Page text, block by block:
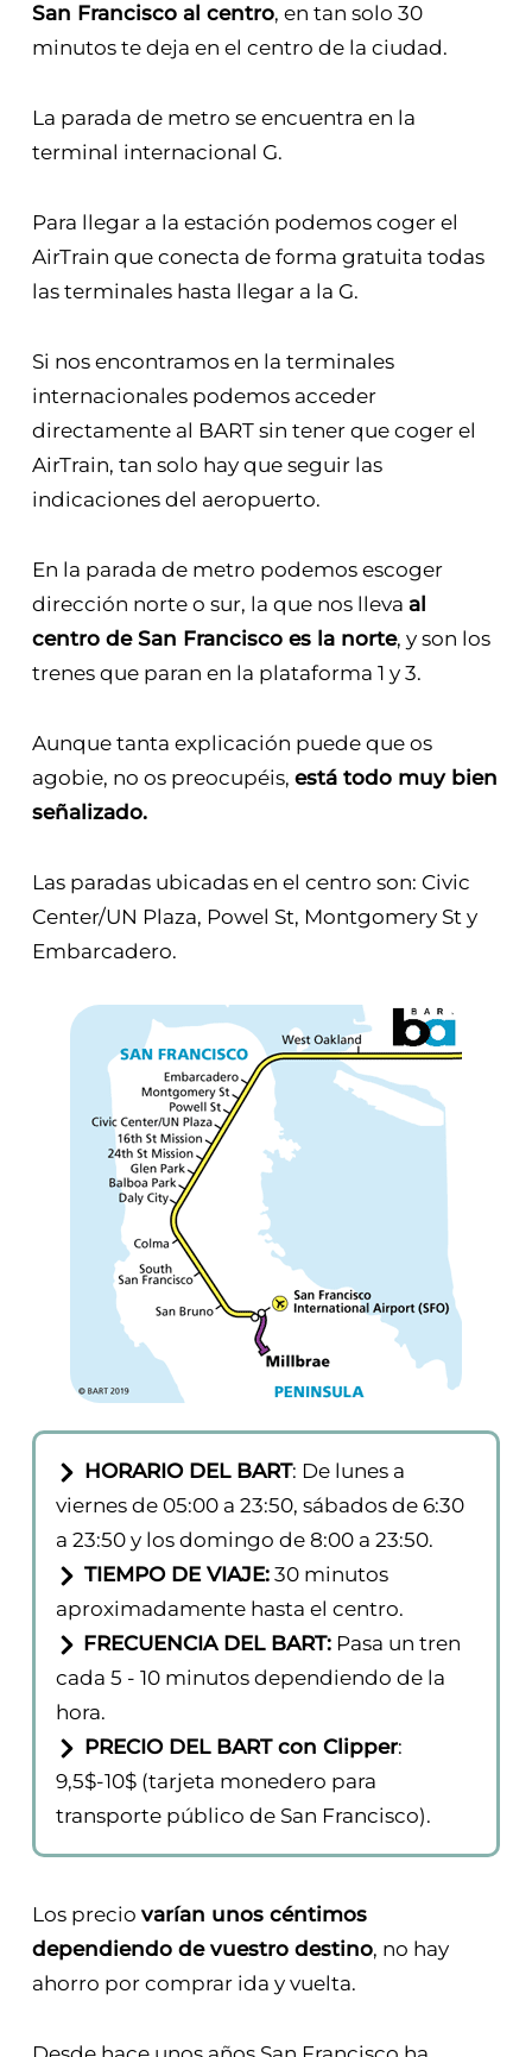
El metro BART (Bay Area Rapid Transit) es
San Francisco al centro
, en tan solo 30
minutos te deja en el centro de la ciudad.
La parada de metro se encuentra en la
terminal internacional G.
AirTrain que conecta de forma gratuita todas
las terminales hasta llegar a la G.
Si nos encontramos en la terminales
internacionales podemos acceder
AirTrain, tan solo hay que seguir las
indicaciones del aeropuerto.
En la parada de metro podemos escoger
centro de San Francisco es la norte
trenes que paran en la plataforma 1 y 3.
agobie, no os preocupéis, está todo muy bien
señalizado.
Center/UN Plaza, Powel St, Montgomery St y
Embarcadero.
HORARIO DEL BART: De lunes a
viernes de 05:00 a 23:50, sábados de 6:30
a 23:50 y los domingo de 8:00 a 23:50.
TIEMPO DE VIAJE:
30 minutos
aproximadamente hasta el centro.
FRECUENCIA DEL BART:Pasa un tren
cada 5 - 10 minutos dependiendo de la
hora.
transporte público de San Francisco).
dependiendo de vuestro destino
, no hay